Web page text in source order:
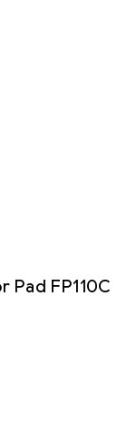
Pad FP110C